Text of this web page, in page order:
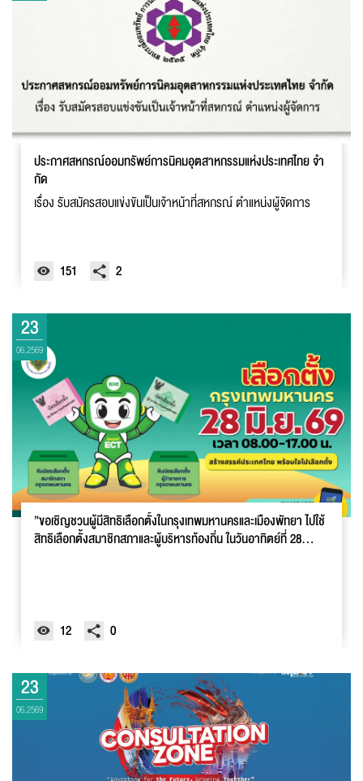
ประกาศสหกรณ์ออมทรัพย์การนิคมอุตสาหกรรมแห่งประเทศไทย จํา
กัด
เรื่อง รับสมัครสอบแข่งขันเป็นเจ้าหน้าที่สหกรณ์ ตําแหน่งผู้จัดการ
151 2
23
06.2569
”ขอเชิญชวนผู้มีสิทธิเลือกตั้งในกรุงเทพมหานครและเมืองพัทยา ไปใช้
สิทธิเลือกตั้งสมาชิกสภาและผู้บริหารท้องถิ่น ในวันอาทิตย์ที่ 28
12 0
23
06.2569